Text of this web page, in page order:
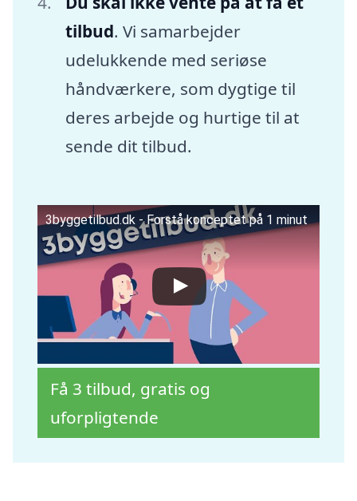
tilbud. Vi samarbejder
udelukkende med seriøse
håndværkere, som dygtige til
deres arbejde og hurtige til at
sende dit tilbud.
3byggetilbud.dk - Forstå konceptet på 1 minut
Få 3 tilbud, gratis og
uforpligtende